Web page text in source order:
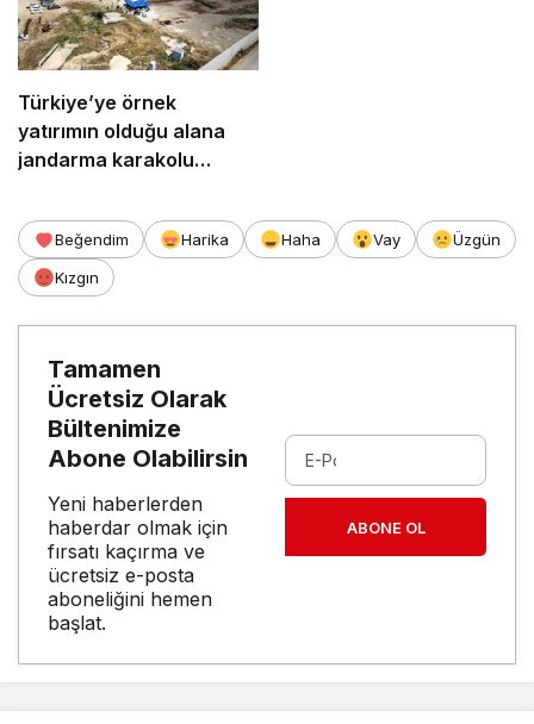
Türkiye’ye örnek
yatırımın olduğu alana
jandarma karakolu
Beğendim Harika Haha Vay
Üzgün
Kızgın
Tamamen
Ücretsiz Olarak
Bültenimize
Abone Olabilirsin
Yeni haberlerden
haberdar olmak için
fırsatı kaçırma ve
ücretsiz e-posta
aboneliğini hemen
başlat.
ABONE OL